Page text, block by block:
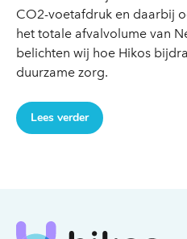
CO2-voetafdruk en daarbij
het totale afvalvolume van
belichten wij hoe Hikos
duurzame zorg.
Lees verder